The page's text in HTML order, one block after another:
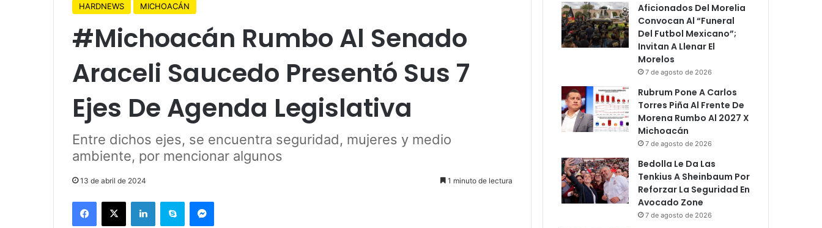
HARDNEWS MICHOACÁN
#Michoacán Rumbo Al Senado
Araceli Saucedo Presentó Sus 7
Ejes De Agenda Legislativa
Entre dichos ejes, se encuentra seguridad, mujeres y medio
ambiente, por mencionar algunos
13 de abril de 2024 1 minuto de lectura
Facebook
X LinkedInSkype Messenger
Aficionados Del Morelia
Convocan Al “Funeral
Del Futbol Mexicano”;
Invitan A Llenar El
Morelos
7 de agosto de 2026
Rubrum Pone A Carlos
Torres Piña Al Frente De
Morena Rumbo Al 2027 X
Michoacán
7 de agosto de 2026
Bedolla Le Da Las
Tenkius A Sheinbaum Por
Reforzar La Seguridad En
Avocado Zone
7 de agosto de 2026